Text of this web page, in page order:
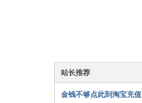
站长推荐
金钱不够点此到淘宝充值